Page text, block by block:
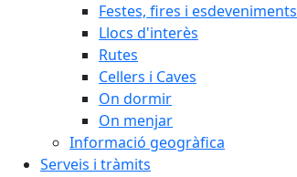
Festes, fires i esdeveniments
Llocs d'interès
Rutes
Cellers i Caves
On dormir
On menjar
Informació geogràfica
Serveis i tràmits